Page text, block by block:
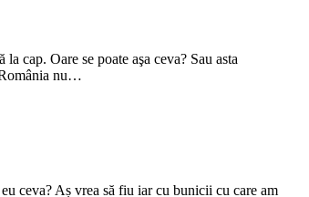
cap. Oare se poate aşa ceva? Sau asta
nu…
ceva? Aș vrea să fiu iar cu bunicii cu care am